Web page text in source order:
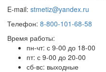
E-mail: stmetiz@yandex.ru
Телефон: 8-800-101-68-58
Время работы:
пн-чт: с 9-00 до 18-00
пт: с 9-00 до 20-00
сб-вс: выходные